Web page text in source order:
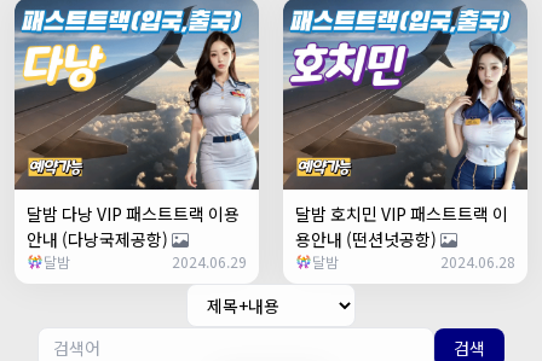
달밤 다낭 VIP 패스트트랙 이용
안내 (다낭국제공항)
달밤 2024.06.29
달밤 호치민 VIP 패스트트랙 이
용안내 (떤션넛공항)
달밤 2024.06.28
검색